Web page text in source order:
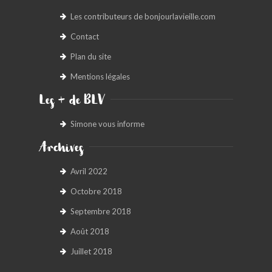
Les contributeurs de bonjourlavieille.com
Contact
Plan du site
Mentions légales
Les + de BLV
Simone vous informe
Archives
Avril 2022
Octobre 2018
Septembre 2018
Août 2018
Juillet 2018